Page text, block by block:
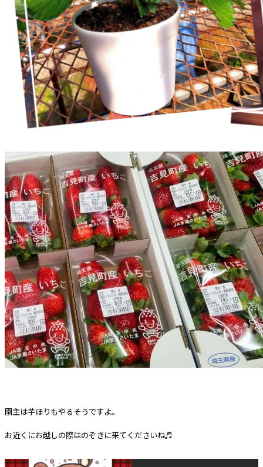
園主は芋ほりもやるそうですよ。
お近くにお越しの際はのぞきに来てくださいね♬